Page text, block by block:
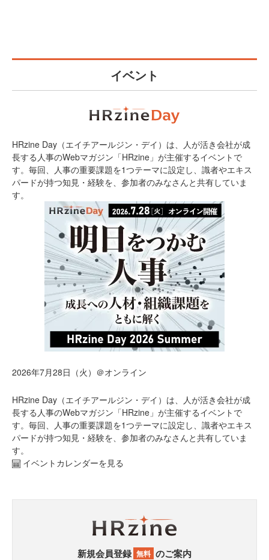
イベント
HRzine Day（エイチアールジン・デイ）は、人が活き会社が成
長する人事のWebマガジン「HRzine」が主催するイベントで
す。毎回、人事の重要課題を1つテーマに設定し、識者やエキス
パードが持つ知見・経験を、参加者のみなさんと共有していま
す。
2026年7月28日（火）＠オンライン
HRzine Day（エイチアールジン・デイ）は、人が活き会社が成
長する人事のWebマガジン「HRzine」が主催するイベントで
す。毎回、人事の重要課題を1つテーマに設定し、識者やエキス
パードが持つ知見・経験を、参加者のみなさんと共有していま
す。
イベントカレンダーを見る
新規会員登録 無料 のご案内